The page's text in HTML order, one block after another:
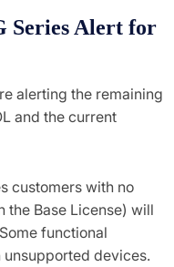
Series Alert for
alerting the remaining
and the current
customers with no
the Base License) will
functional
devices.